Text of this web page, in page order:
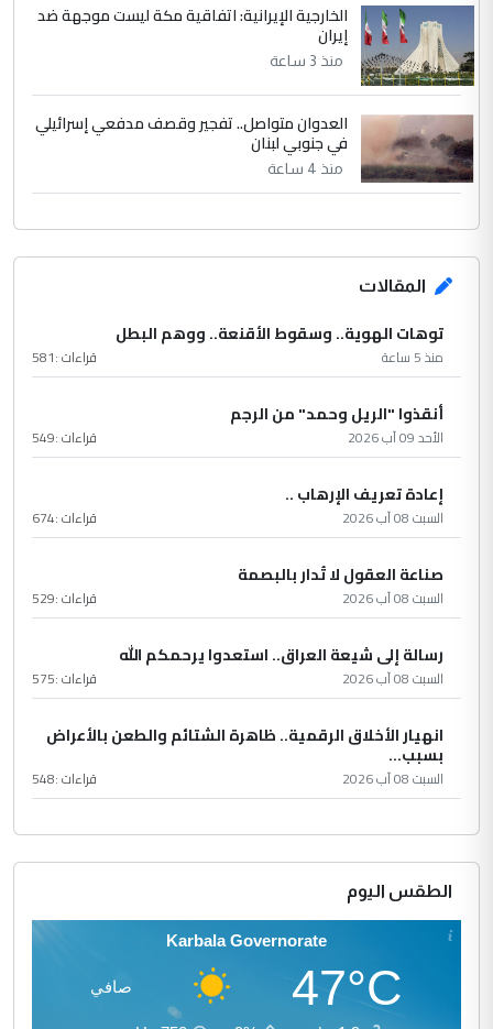
الخارجية الإيرانية: اتفاقية مكة ليست موجهة ضد
إيران
منذ 3 ساعة
العدوان متواصل.. تفجير وقصف مدفعي إسرائيلي
في جنوبي لبنان
منذ 4 ساعة
المقالات
توهات الهوية.. وسقوط الأقنعة.. ووهم البطل
منذ 5 ساعة قراءات :581
أنقذوا "الريل وحمد" من الرجم
الأحد 09 آب 2026 قراءات :549
إعادة تعريف الإرهاب ..
السبت 08 آب 2026 قراءات :674
صناعة العقول لا تُدار بالبصمة
السبت 08 آب 2026 قراءات :529
رسالة إلى شيعة العراق.. استعدوا يرحمكم الله
السبت 08 آب 2026 قراءات :575
انهيار الأخلاق الرقمية.. ظاهرة الشتائم والطعن بالأعراض
بسبب...
السبت 08 آب 2026 قراءات :548
الطقس اليوم
Karbala Governorate
47°C صافي